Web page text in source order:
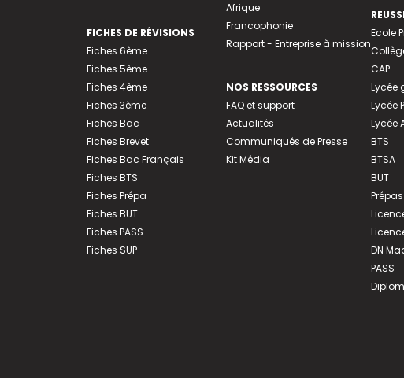
FICHES DE RÉVISIONS
Fiches 6ème
Fiches 5ème
Fiches 4ème
Fiches 3ème
Fiches Bac
Fiches Brevet
Fiches Bac Français
Fiches BTS
Fiches Prépa
Fiches BUT
Fiches PASS
Fiches SUP
Afrique
Francophonie
Rapport - Entreprise à mission
NOS RESSOURCES
FAQ et support
Actualités
Communiqués de Presse
Kit Média
Ecole
CAP
Lycée
Lycée
Lycée
BTS
BTSA
BUT
Prépas
DN
PASS